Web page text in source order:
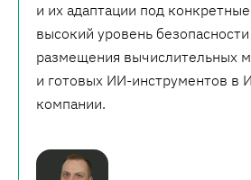
и их адаптации под
высокий уровень
размещения вычислительных
и готовых ИИ-инструментов в
компании.